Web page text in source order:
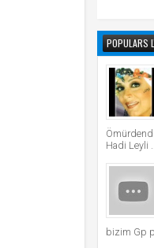
POPULARS
Hadi Leyli ...
bizim Gp